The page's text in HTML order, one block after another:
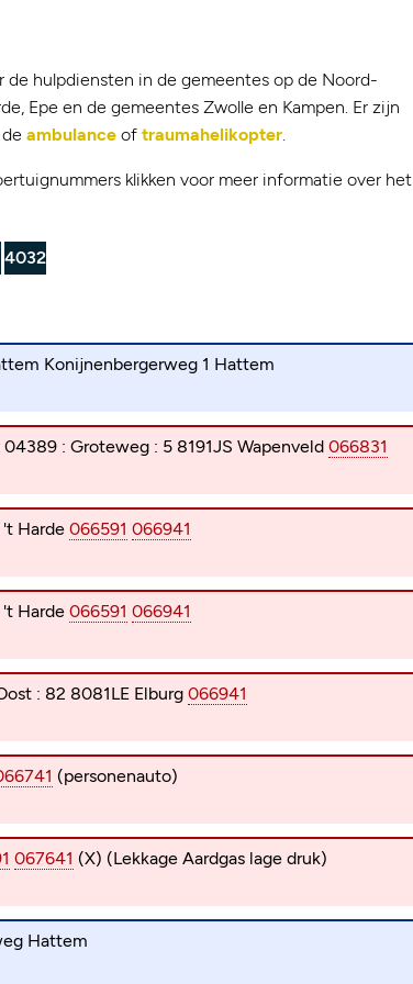
hulpdiensten in de gemeentes op de Noord-
Epe en de gemeentes Zwolle en Kampen. Er zijn
ambulance of traumahelikopter.
klikken voor meer informatie over het
4032
Konijnenbergerweg 1 Hattem
: Groteweg : 5 8191JS Wapenveld 066831
't Harde 066591 066941
't Harde 066591 066941
: 82 8081LE Elburg 066941
(personenauto)
067641 (X) (Lekkage Aardgas lage druk)
Hattem